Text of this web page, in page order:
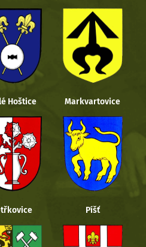
Hoštice Markvartovice
Píšť